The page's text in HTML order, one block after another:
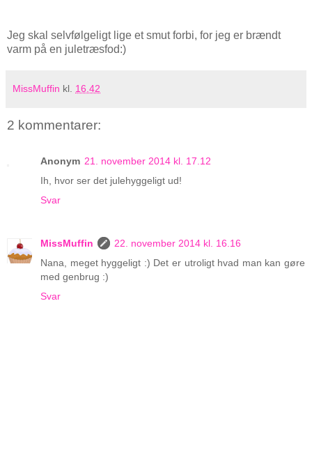
Jeg skal selvfølgeligt lige et smut forbi, for jeg er brændt
varm på en juletræsfod:)
MissMuffin kl. 16.42
2 kommentarer:
Anonym 21. november 2014 kl. 17.12
Ih, hvor ser det julehyggeligt ud!
Svar
MissMuffin
22. november 2014 kl. 16.16
Nana, meget hyggeligt :) Det er utroligt hvad man kan gøre
med genbrug :)
Svar